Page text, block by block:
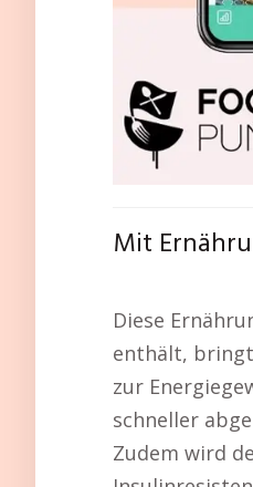
Mit
Diese
enthält, bringt
zur
schneller
Zudem wird